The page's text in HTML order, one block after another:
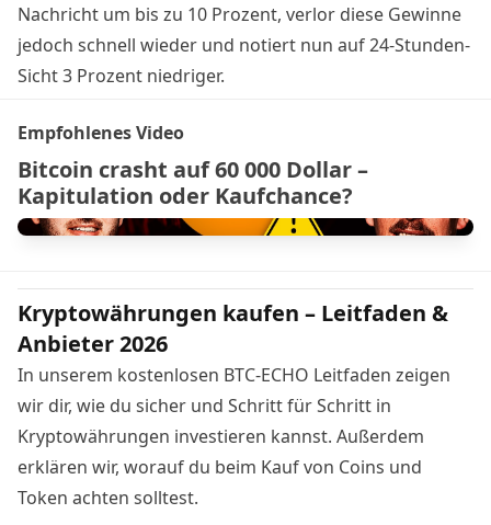
Nachricht um bis zu 10 Prozent, verlor diese Gewinne
jedoch schnell wieder und notiert nun auf 24-Stunden-
Sicht 3 Prozent niedriger.
Empfohlenes Video
Bitcoin crasht auf 60 000 Dollar –
Kapitulation oder Kaufchance?
Kryptowährungen kaufen – Leitfaden &
Anbieter 2026
In unserem kostenlosen BTC-ECHO Leitfaden zeigen
wir dir, wie du sicher und Schritt für Schritt in
Kryptowährungen investieren kannst. Außerdem
erklären wir, worauf du beim Kauf von Coins und
Token achten solltest.